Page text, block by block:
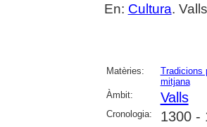
En: Cultura.
Matèries: Tradicions
mitjana
Àmbit:
Valls
Cronologia: 1300 -